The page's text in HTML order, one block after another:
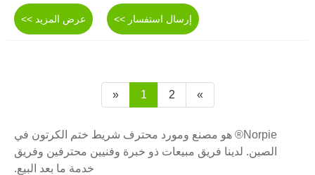
عرض المزيد >> إرسال استفسار >>
« 1 2 »
Norpie® هو مصنع ومورد محترف شريط ختم الكرتون في
الصين. لدينا فريق مبيعات ذو خبرة وفنيين محترفين وفريق
خدمة ما بعد البيع.